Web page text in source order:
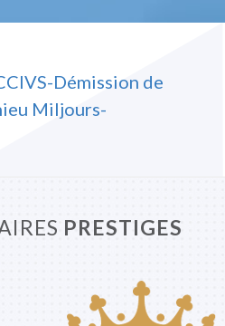
Démission de
Miljours-
PRESTIGES